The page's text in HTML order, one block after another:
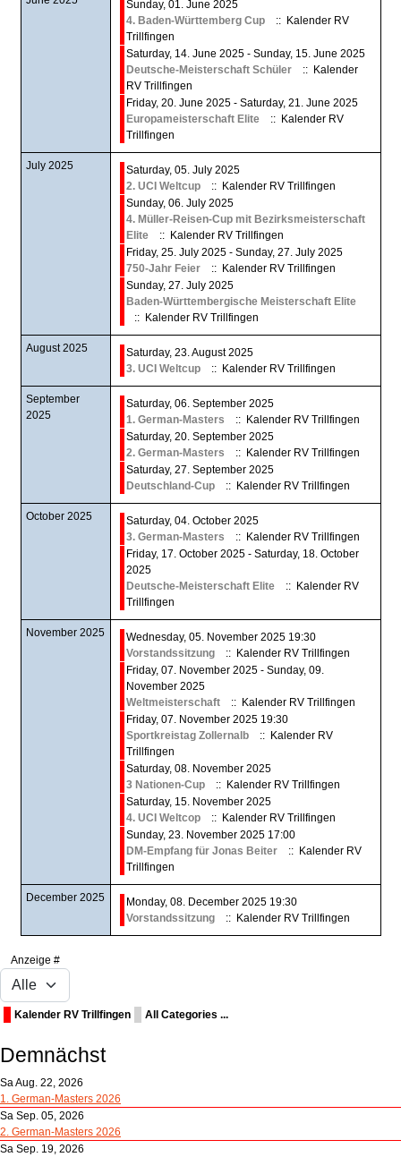
Sunday, 01. June 2025
4. Baden-Württemberg Cup
:: Kalender RV
Trillfingen
Saturday, 14. June 2025 - Sunday, 15. June 2025
Deutsche-Meisterschaft Schüler
:: Kalender
RV Trillfingen
Friday, 20. June 2025 - Saturday, 21. June 2025
Europameisterschaft Elite
:: Kalender RV
Trillfingen
July 2025
Saturday, 05. July 2025
2. UCI Weltcup
:: Kalender RV Trillfingen
Sunday, 06. July 2025
4. Müller-Reisen-Cup mit Bezirksmeisterschaft
Elite
:: Kalender RV Trillfingen
Friday, 25. July 2025 - Sunday, 27. July 2025
750-Jahr Feier
:: Kalender RV Trillfingen
Sunday, 27. July 2025
Baden-Württembergische Meisterschaft Elite
:: Kalender RV Trillfingen
August 2025
Saturday, 23. August 2025
3. UCI Weltcup
:: Kalender RV Trillfingen
September
2025
Saturday, 06. September 2025
1. German-Masters
:: Kalender RV Trillfingen
Saturday, 20. September 2025
2. German-Masters
:: Kalender RV Trillfingen
Saturday, 27. September 2025
Deutschland-Cup
:: Kalender RV Trillfingen
October 2025
Saturday, 04. October 2025
3. German-Masters
:: Kalender RV Trillfingen
Friday, 17. October 2025 - Saturday, 18. October
2025
Deutsche-Meisterschaft Elite
:: Kalender RV
Trillfingen
November 2025
Wednesday, 05. November 2025 19:30
Vorstandssitzung
:: Kalender RV Trillfingen
Friday, 07. November 2025 - Sunday, 09.
November 2025
Weltmeisterschaft
:: Kalender RV Trillfingen
Friday, 07. November 2025 19:30
Sportkreistag Zollernalb
:: Kalender RV
Trillfingen
Saturday, 08. November 2025
3 Nationen-Cup
:: Kalender RV Trillfingen
Saturday, 15. November 2025
4. UCI Weltcop
:: Kalender RV Trillfingen
Sunday, 23. November 2025 17:00
DM-Empfang für Jonas Beiter
:: Kalender RV
Trillfingen
December 2025
Monday, 08. December 2025 19:30
Vorstandssitzung
:: Kalender RV Trillfingen
Anzeige #
Kalender RV Trillfingen All Categories ...
Demnächst
Sa Aug. 22, 2026
1. German-Masters 2026
Sa Sep. 05, 2026
2. German-Masters 2026
Sa Sep. 19, 2026